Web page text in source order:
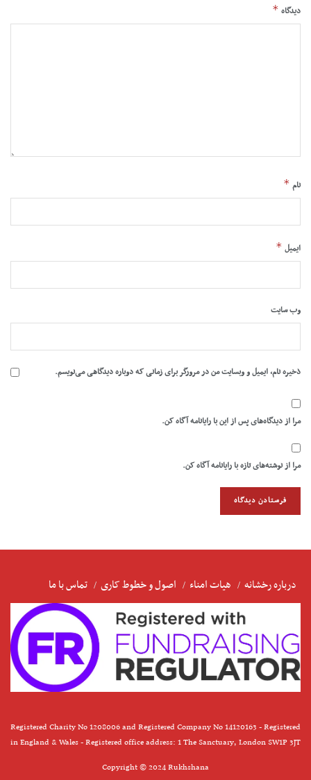
دیدگاه *
نام *
ایمیل *
وب‌ سایت
ذخیره نام، ایمیل و وبسایت من در مرورگر برای زمانی که دوباره دیدگاهی می‌نویسم.
مرا از دیدگاه‌های پس از این با رایانامه آگاه کن.
مرا از نوشته‌های تازه با رایانامه آگاه کن.
درباره رخشانه هیات امناء اصول و خطوط کاری تماس با ما
Registered Charity No 1208006 and Registered Company No 14120163 - Registered
in England & Wales - Registered office address: 1 The Sanctuary, London SW1P 3JT
Copyright © 2024 Rukhshana